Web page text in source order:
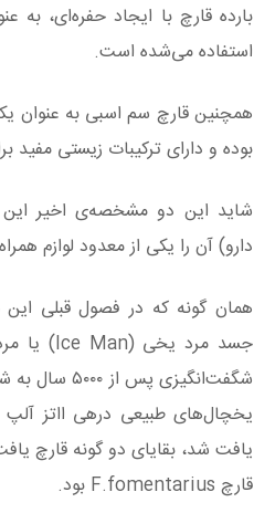
بارده قارچ با ایجاد حفره‌ای، به
استفاده می‌شده است.
همچنین قارچ سم اسبی به عنوان
بوده و دارای ترکیبات زیستی مفید
شاید این دو مشخصه‌ی اخیر این
دارو) آن را یکی از معدود لوازم
همان گونه که در فصول قبلی این
شگفت‌انگیزی
یخچال‌های طبیعی درهی ااتز آلپ
یافت شد، بقایای دو گونه قارچ
قارچ F.fomentarius بود.